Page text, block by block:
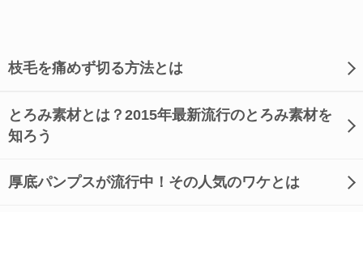
枝毛を痛めず切る方法とは
とろみ素材とは？2015年最新流行のとろみ素材を
知ろう
厚底パンプスが流行中！その人気のワケとは